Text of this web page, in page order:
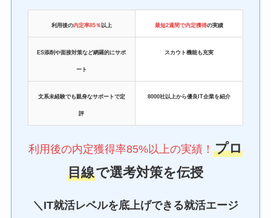
利用後の内定率85％ 以上 最短2週間で内定獲得の実績
ES添削や面接対策など網羅的にサポ
ート
スカウト機能も充実
文系未経験でも親身なサポートで定
評
8000社以上から優良IT企業を紹介
利用後の内定獲得率85%以上の実績！ プロ
目線で選考対策を伝授
＼IT就活レベルを底上げできる就活エージ